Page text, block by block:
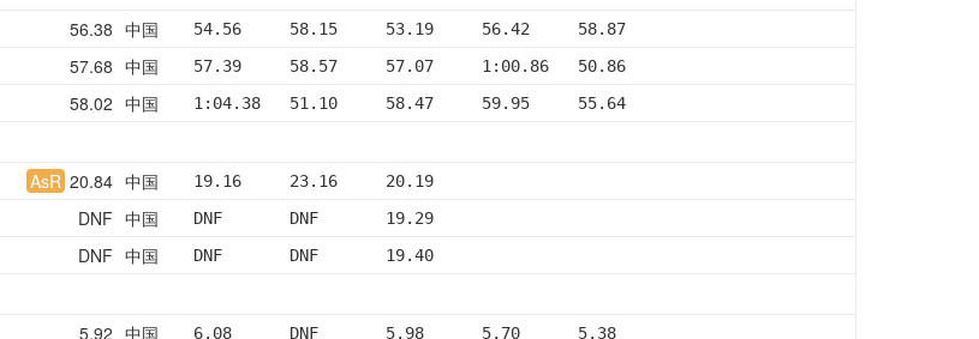
56.38 中国 54.56     58.15     53.19     56.42     58.87
57.68 中国 57.39     58.57     57.07     1:00.86   50.86
58.02 中国 1:04.38   51.10     58.47     59.95     55.64
AsR 20.84 中国 19.16     23.16     20.19
DNF 中国 DNF       DNF       19.29
DNF 中国 DNF       DNF       19.40
5.92 中国 6.08      DNF       5.98      5.70      5.38